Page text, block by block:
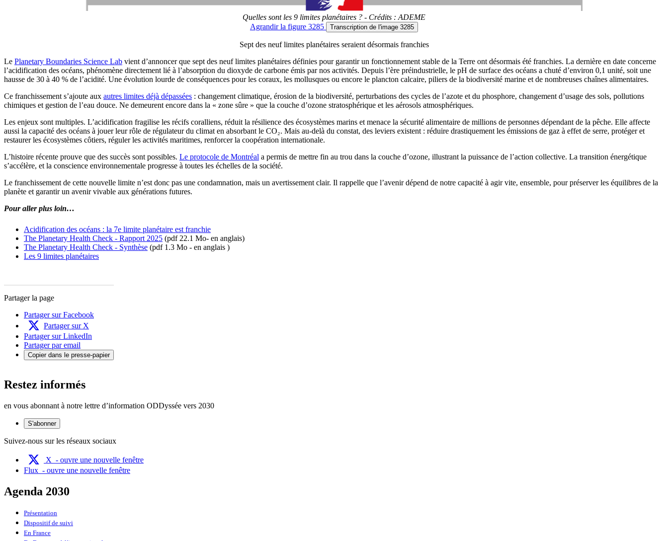
Quelles sont les 9 limites planétaires ? - Crédits : ADEME
Agrandirla figure 3285 Transcription de l'image 3285
Sept des neuf limites planétaires seraient désormais franchies
Le Planetary Boundaries Science Lab vient d’annoncer que sept des neuf limites planétaires définies pour garantir un fonctionnement stable de la Terre ont désormais été franchies. La dernière en date concerne
l’acidification des océans, phénomène directement lié à l’absorption du dioxyde de carbone émis par nos activités. Depuis l’ère préindustrielle, le pH de surface des océans a chuté d’environ 0,1 unité, soit une
hausse de 30 à 40 % de l’acidité. Une évolution lourde de conséquences pour les coraux, les mollusques ou encore le plancton calcaire, piliers de la biodiversité marine et de nombreuses chaînes alimentaires.
Ce franchissement s’ajoute aux autres limites déjà dépassées : changement climatique, érosion de la biodiversité, perturbations des cycles de l’azote et du phosphore, changement d’usage des sols, pollutions
chimiques et gestion de l’eau douce. Ne demeurent encore dans la « zone sûre » que la couche d’ozone stratosphérique et les aérosols atmosphériques.
Les enjeux sont multiples. L’acidification fragilise les récifs coralliens, réduit la résilience des écosystèmes marins et menace la sécurité alimentaire de millions de personnes dépendant de la pêche. Elle affecte
aussi la capacité des océans à jouer leur rôle de régulateur du climat en absorbant le CO₂. Mais au-delà du constat, des leviers existent : réduire drastiquement les émissions de gaz à effet de serre, protéger et
restaurer les écosystèmes côtiers, réguler les activités maritimes, renforcer la coopération internationale.
L’histoire récente prouve que des succès sont possibles. Le protocole de Montréal a permis de mettre fin au trou dans la couche d’ozone, illustrant la puissance de l’action collective. La transition énergétique
s’accélère, et la conscience environnementale progresse à toutes les échelles de la société.
Le franchissement de cette nouvelle limite n’est donc pas une condamnation, mais un avertissement clair. Il rappelle que l’avenir dépend de notre capacité à agir vite, ensemble, pour préserver les équilibres de la
planète et garantir un avenir vivable aux générations futures.
Pour aller plus loin…
Acidification des océans : la 7e limite planétaire est franchie
The Planetary Health Check - Rapport 2025 (pdf 22.1 Mo- en anglais)
The Planetary Health Check - Synthèse (pdf 1.3 Mo - en anglais )
Les 9 limites planétaires
Partager la page
Partager sur Facebook
Partager sur X
Partager sur LinkedIn
Partager par email
Copier dans le presse-papier
Restez informés
en vous abonnant à notre lettre d’information ODDyssée vers 2030
S'abonner
Suivez-nous sur les réseaux sociaux
X - ouvre une nouvelle fenêtre
Flux - ouvre une nouvelle fenêtre
Agenda 2030
Présentation
Dispositif de suivi
En France